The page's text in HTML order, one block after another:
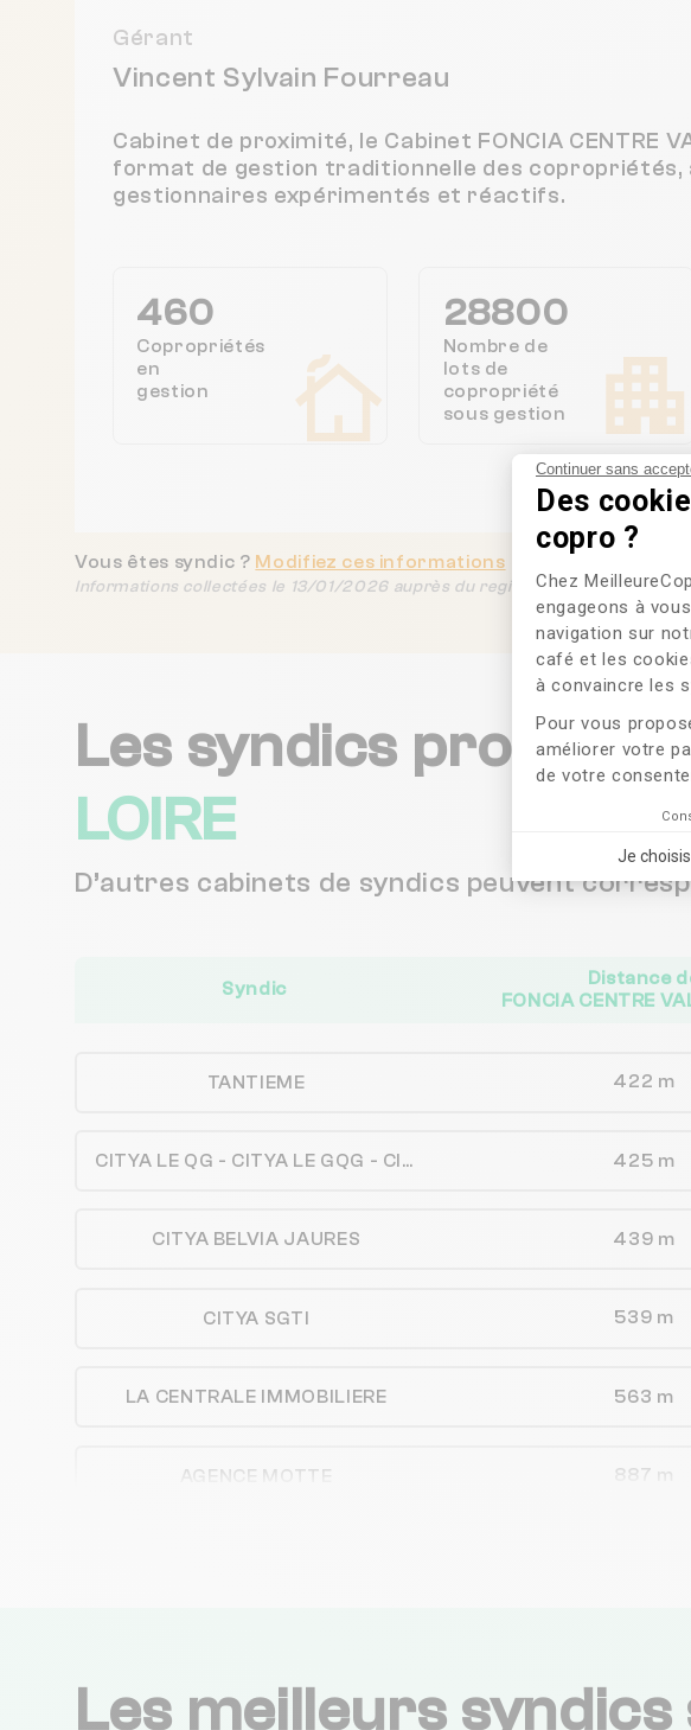
Continuer sans
Des
copro ?
Chez
engageons à
navigation sur
café et les
à convaincre les
Pour vous
améliorer votre
de votre
Je choisis
Gérant
Vincent Sylvain Fourreau
Cabinet de proximité, le Cabinet FONCIA CENTRE
format de gestion traditionnelle des copropriétés,
gestionnaires expérimentés et réactifs.
460
Copropriétés
en
gestion
28800
Nombre de
lots de
copropriété
sous gestion
Vous êtes syndic ? Modifiez ces informations
Informations collectées le 13/01/2026 auprès du registre des copropriétés
Les syndics proches
LOIRE
D’autres cabinets de syndics peuvent
Syndic
Distance
FONCIA CENTRE
TANTIEME 422 m
CITYA LE QG - CITYA LE GQG - CITYA PATRIMOINE 425 m
CITYA BELVIA JAURES 439 m
CITYA SGTI 539 m
LA CENTRALE IMMOBILIERE 563 m
AGENCE MOTTE 887 m
IM. VALORIS 1 km
Les meilleurs